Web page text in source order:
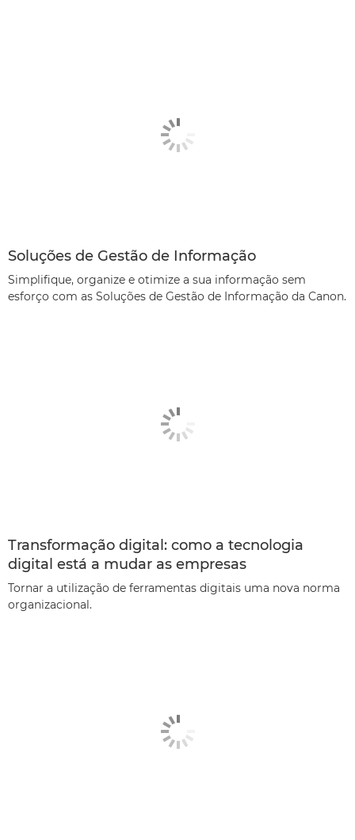
Soluções de Gestão de Informação
Simplifique, organize e otimize a sua informação sem
esforço com as Soluções de Gestão de Informação da Canon.
Transformação digital: como a tecnologia
digital está a mudar as empresas
Tornar a utilização de ferramentas digitais uma nova norma
organizacional.